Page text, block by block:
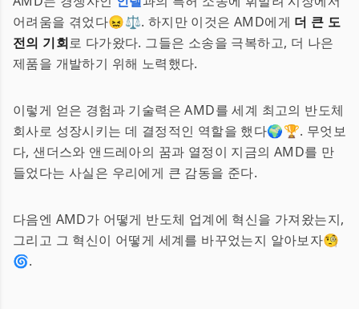
어려움을 겪었다😖⚖️. 하지만 이것은 AMD에게 더 큰 도
전의 기회로 다가왔다. 그들은 소송을 극복하고, 더 나은
제품을 개발하기 위해 노력했다.
이렇게 얻은 경험과 기술력은 AMD를 세계 최고의 반도체
회사로 성장시키는 데 결정적인 역할을 했다🌍🏆. 무엇보
다, 샌더스와 앤드레아의 꿈과 열정이 지금의 AMD를 만
들었다는 사실은 우리에게 큰 감동을 준다.
다음엔 AMD가 어떻게 반도체 업계에 혁신을 가져왔는지,
그리고 그 혁신이 어떻게 세계를 바꾸었는지 알아보자🧐
🌀.